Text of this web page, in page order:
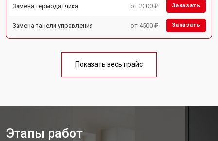
Замена термодатчика от 2300 ₽ Заказать
Замена панели управления от 4500 ₽ Заказать
Показать весь прайс
Этапы работ